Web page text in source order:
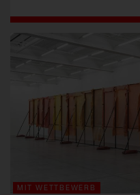
MIT WETTBEWERB